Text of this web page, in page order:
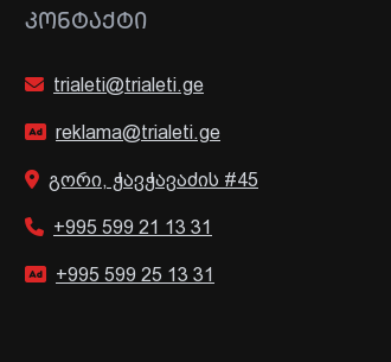
ᲙᲝᲜᲢᲐᲥᲢᲘ
trialeti@trialeti.ge
reklama@trialeti.ge
გორი, ჭავჭავაძის #45
+995 599 21 13 31
+995 599 25 13 31